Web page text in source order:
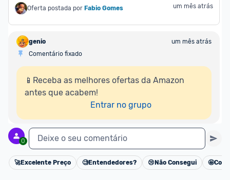
Oferta postada por Fabio Gomes um mês atrás
genio
um mês atrás
Comentário fixado
📱Receba as melhores ofertas da Amazon
antes que acabem!
Entrar no grupo
0 Deixe o seu comentário
Cancelar
🚀Excelente Preço 🧐Entendedores? 😢 Não Consegui 🤩